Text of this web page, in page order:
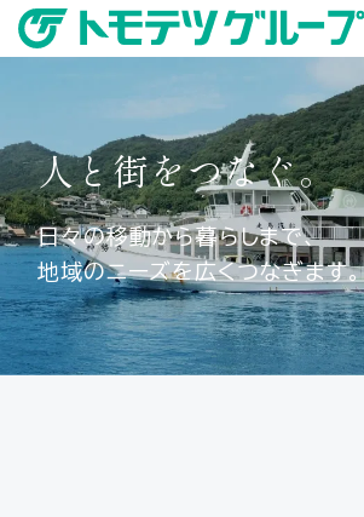
人と街をつなぐ。
日々の移動から暮らしまで、
地域のニーズを広くつなぎます。